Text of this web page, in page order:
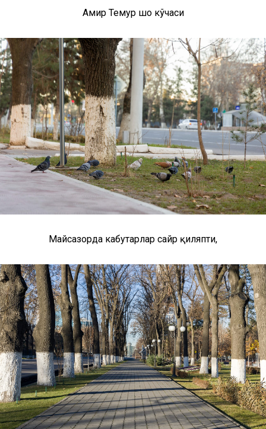
Амир Темур шоҳ кўчаси
Майсазорда кабутарлар сайр қиляпти,